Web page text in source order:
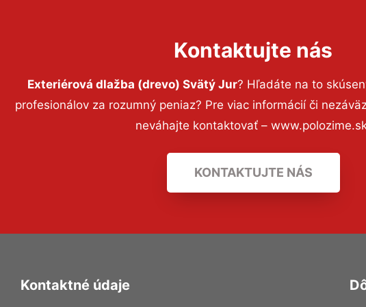
Kontaktujte nás
Exteriérová dlažba (drevo) Svätý Jur? Hľadáte na to
profesionálov za rozumný peniaz? Pre viac informácií či
neváhajte kontaktovať –
KONTAKTUJTE NÁS
Kontaktné údaje